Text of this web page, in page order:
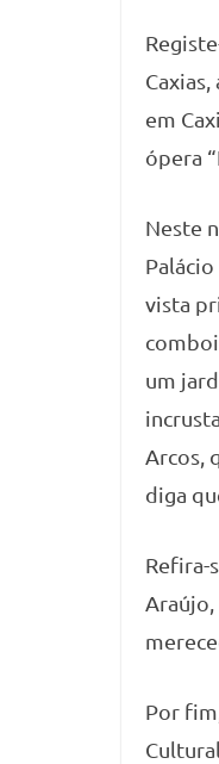
em
ópera
Neste
vista
um
Arcos,
diga
Refira-
Araújo,
Por